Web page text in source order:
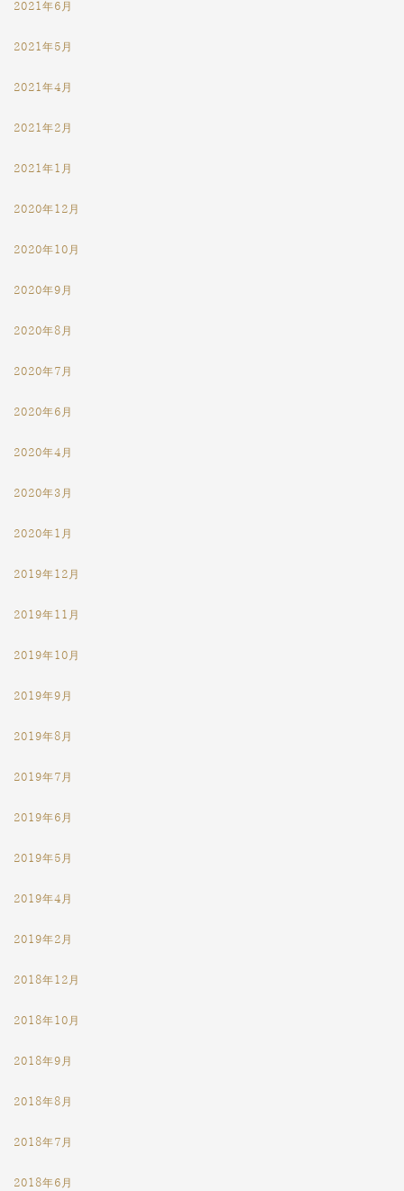
2021年6月
2021年5月
2021年4月
2021年2月
2021年1月
2020年12月
2020年10月
2020年9月
2020年8月
2020年7月
2020年6月
2020年4月
2020年3月
2020年1月
2019年12月
2019年11月
2019年10月
2019年9月
2019年8月
2019年7月
2019年6月
2019年5月
2019年4月
2019年2月
2018年12月
2018年10月
2018年9月
2018年8月
2018年7月
2018年6月